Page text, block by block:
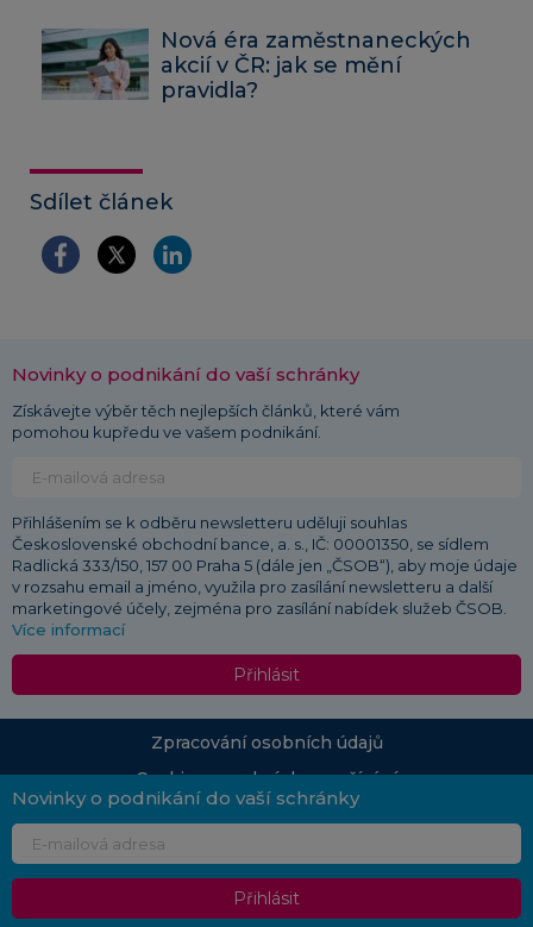
Nová éra zaměstnaneckých
akcií v ČR: jak se mění
pravidla?
Sdílet článek
Novinky o podnikání do vaší schránky
Získávejte výběr těch nejlepších článků, které vám
pomohou kupředu ve vašem podnikání.
Přihlášením se k odběru newsletteru uděluji souhlas
Československé obchodní bance, a. s., IČ: 00001350, se sídlem
Radlická 333/150, 157 00 Praha 5 (dále jen „ČSOB“), aby moje údaje
v rozsahu email a jméno, využila pro zasílání newsletteru a další
marketingové účely, zejména pro zasílání nabídek služeb ČSOB.
Více informací
Přihlásit
Zpracování osobních údajů
Cookies a podmínky používání
Průvodce podnikáním | Vydává: Československá obchodní banka, a. s., Radlická 333/150,
150 57 Praha 5 | Redakce:pruvodcepodnikanim.info@csob.cz| Vlastníkem portálu
Průvodce podnikáním včetně autorských práv je ČSOB
Změna uvedených údajů nebo tiskové chyby jsou vyhrazeny
Novinky o podnikání do vaší schránky
Přihlásit